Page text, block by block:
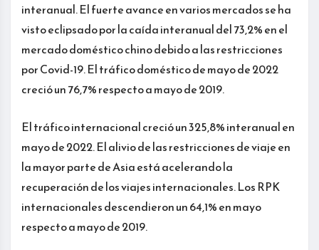
interanual. El fuerte avance en varios mercados se ha
visto eclipsado por la caída interanual del 73,2% en el
mercado doméstico chino debido a las restricciones
por Covid-19. El tráfico doméstico de mayo de 2022
creció un 76,7% respecto a mayo de 2019.
El tráfico internacional creció un 325,8% interanual en
mayo de 2022. El alivio de las restricciones de viaje en
la mayor parte de Asia está acelerando la
recuperación de los viajes internacionales. Los RPK
internacionales descendieron un 64,1% en mayo
respecto a mayo de 2019.